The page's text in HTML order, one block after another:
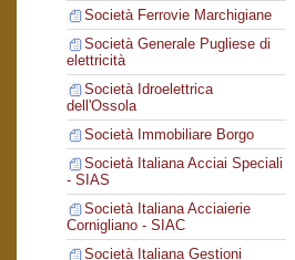
Società Ferrovie Marchigiane
Società Generale Pugliese di
elettricità
Società Idroelettrica
dell'Ossola
Società Immobiliare Borgo
Società Italiana Acciai Speciali
- SIAS
Società Italiana Acciaierie
Cornigliano - SIAC
Società Italiana Gestioni